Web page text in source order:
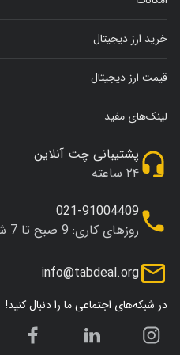
خرید ارز دیجیتال
قیمت ارز دیجیتال
لینک‌های مفید
در شبکه‌های اجتماعی ما را دنبال کنید!
پشتیبانی چت آنلاین
۲۴ ساعته
021-91004409
روزهای کاری: 9 صبح تا 7 شب
info@tabdeal.org